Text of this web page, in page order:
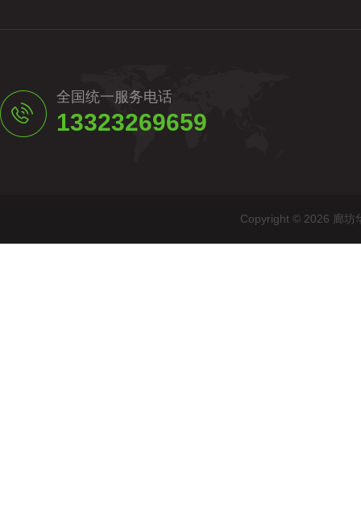
全国统一服务电话
13323269659
Copyright © 2026 廊